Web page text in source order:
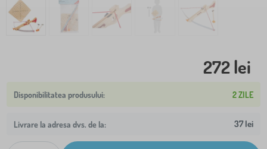
272 lei
2 ZILE
Livrare la adresa dvs. de la: 37 lei